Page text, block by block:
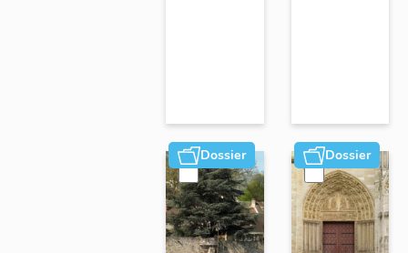
Dossier Dossier